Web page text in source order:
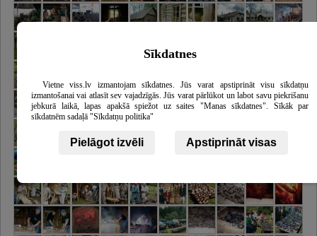
Sīkdatnes
Vietne viss.lv izmantojam sīkdatnes. Jūs varat apstiprināt visu sīkdatņu
izmantošanai vai atlasīt sev vajadzīgās. Jūs varat pārlūkot un labot savu piekrišanu
jebkurā laikā, lapas apakšā spiežot uz saites "Manas sīkdatnes". Sīkāk par
sīkdatnēm sadaļā "Sīkdatņu politika"
Pielāgot izvēli Apstiprināt visas